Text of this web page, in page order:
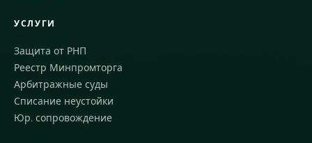
УСЛУГИ
Защита от РНП
Реестр Минпромторга
Арбитражные суды
Списание неустойки
Юр. сопровождение